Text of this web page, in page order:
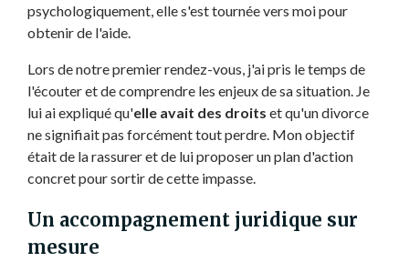
psychologiquement, elle s'est tournée vers moi pour
obtenir de l'aide.
Lors de notre premier rendez-vous, j'ai pris le temps de
l'écouter et de comprendre les enjeux de sa situation. Je
lui ai expliqué qu'elle avait des droits et qu'un divorce
ne signifiait pas forcément tout perdre. Mon objectif
était de la rassurer et de lui proposer un plan d'action
concret pour sortir de cette impasse.
Un accompagnement juridique sur
mesure